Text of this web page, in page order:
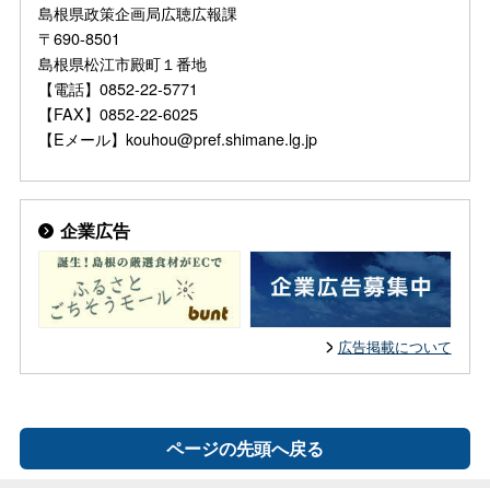
島根県政策企画局広聴広報課
〒690-8501
島根県松江市殿町１番地
【電話】0852-22-5771
【FAX】0852-22-6025
【Eメール】kouhou@pref.shimane.lg.jp
企業広告
広告掲載について
ページの先頭へ戻る